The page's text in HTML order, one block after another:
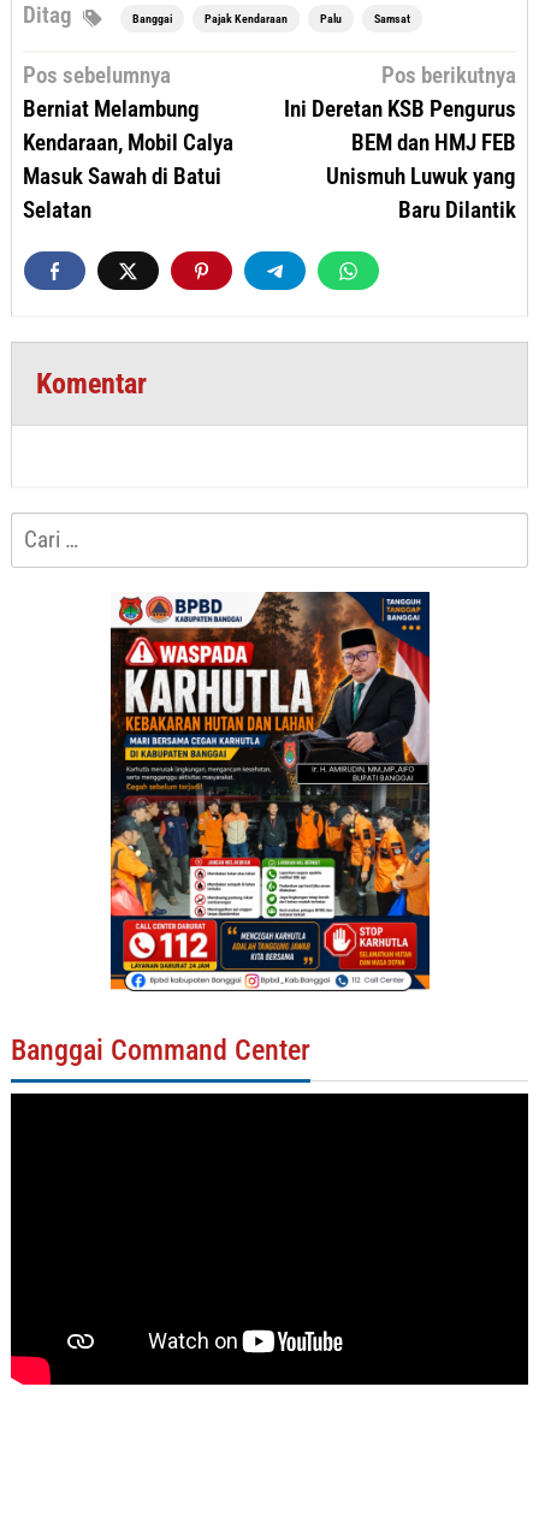
Ditag Banggai Pajak Kendaraan Palu Samsat
Navigasi
Pos sebelumnya
Berniat Melambung
Kendaraan, Mobil Calya
Masuk Sawah di Batui
Selatan
Pos berikutnya
Ini Deretan KSB Pengurus
BEM dan HMJ FEB
Unismuh Luwuk yang
Baru Dilantik
Komentar
Cari
untuk:
Banggai Command Center